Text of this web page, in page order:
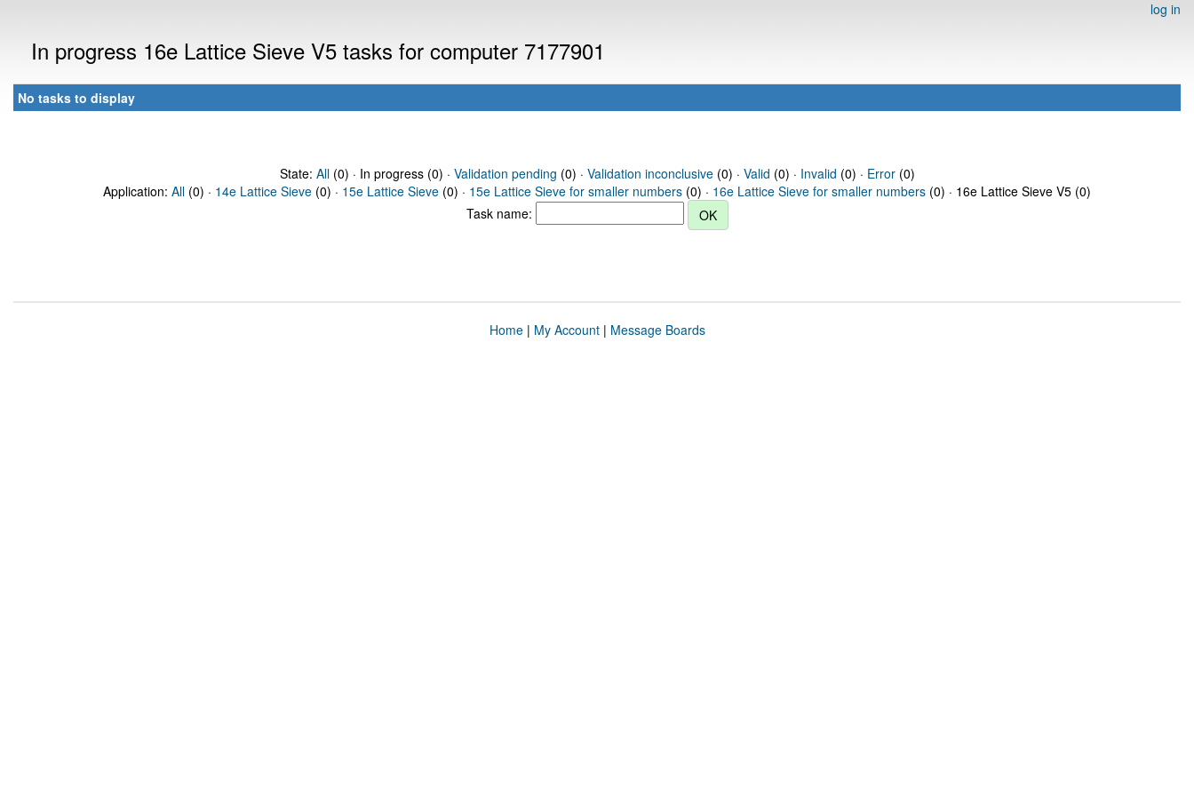
log in
In progress 16e Lattice Sieve V5 tasks for computer 7177901
No tasks to display
State: All(0) · In progress (0) · Validation pending (0) · Validation inconclusive(0) · Valid (0) · Invalid (0) · Error(0)
Application: All (0) · 14e Lattice Sieve (0) · 15e Lattice Sieve (0) · 15e Lattice Sieve for smaller numbers (0) · 16e Lattice Sieve for smaller numbers (0) · 16e Lattice Sieve V5 (0)
Task name:
Home| My Account| Message Boards